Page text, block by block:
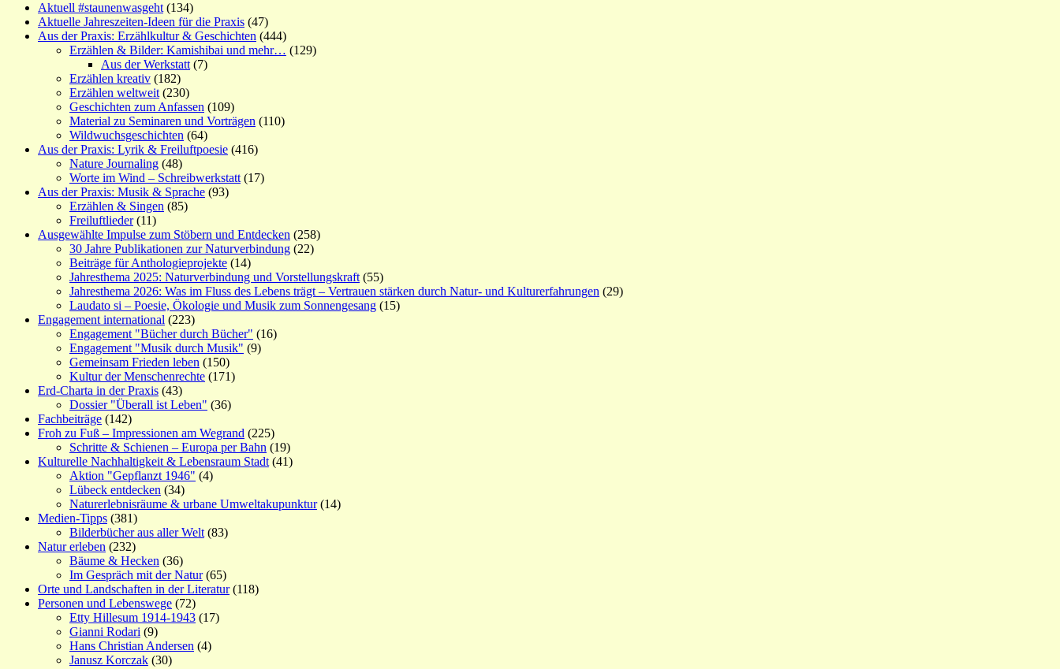
Aktuell #staunenwasgeht (134)
Aktuelle Jahreszeiten-Ideen für die Praxis (47)
Aus der Praxis: Erzählkultur & Geschichten (444)
Erzählen & Bilder: Kamishibai und mehr… (129)
Aus der Werkstatt (7)
Erzählen kreativ (182)
Erzählen weltweit (230)
Geschichten zum Anfassen (109)
Material zu Seminaren und Vorträgen (110)
Wildwuchsgeschichten (64)
Aus der Praxis: Lyrik & Freiluftpoesie (416)
Nature Journaling (48)
Worte im Wind – Schreibwerkstatt (17)
Aus der Praxis: Musik & Sprache (93)
Erzählen & Singen (85)
Freiluftlieder(11)
Ausgewählte Impulse zum Stöbern und Entdecken (258)
30 Jahre Publikationen zur Naturverbindung (22)
Beiträge für Anthologieprojekte (14)
Jahresthema 2025: Naturverbindung und Vorstellungskraft (55)
Jahresthema 2026: Was im Fluss des Lebens trägt – Vertrauen stärken durch Natur- und Kulturerfahrungen (29)
Laudato si – Poesie, Ökologie und Musik zum Sonnengesang (15)
Engagement international (223)
Engagement "Bücher durch Bücher" (16)
Engagement "Musik durch Musik" (9)
Gemeinsam Frieden leben (150)
Kultur der Menschenrechte (171)
Erd-Charta in der Praxis (43)
Dossier "Überall ist Leben" (36)
Fachbeiträge (142)
Froh zu Fuß – Impressionen am Wegrand (225)
Schritte & Schienen – Europa per Bahn (19)
Kulturelle Nachhaltigkeit & Lebensraum Stadt (41)
Aktion "Gepflanzt 1946" (4)
Lübeck entdecken (34)
Naturerlebnisräume & urbane Umweltakupunktur(14)
Medien-Tipps (381)
Bilderbücher aus aller Welt (83)
Natur erleben (232)
Bäume & Hecken (36)
Im Gespräch mit der Natur(65)
Orte und Landschaften in der Literatur(118)
Personen und Lebenswege (72)
Etty Hillesum 1914-1943 (17)
Gianni Rodari (9)
Hans Christian Andersen (4)
Janusz Korczak (30)